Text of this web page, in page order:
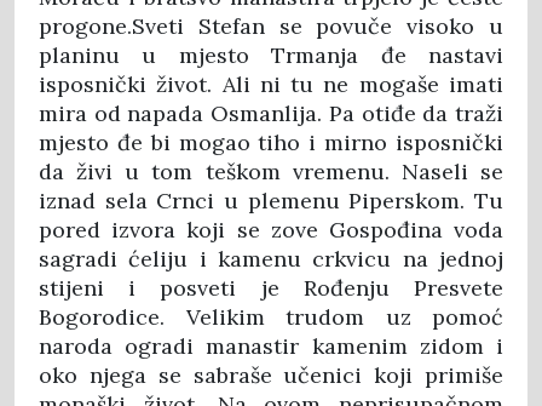
progone.Sveti Stefan se povuče visoko u
planinu u mjesto Trmanja đe nastavi
isposnički život. Ali ni tu ne mogaše imati
mira od napada Osmanlija. Pa otiđe da traži
mjesto đe bi mogao tiho i mirno isposnički
da živi u tom teškom vremenu. Naseli se
iznad sela Crnci u plemenu Piperskom. Tu
pored izvora koji se zove Gospođina voda
sagradi ćeliju i kamenu crkvicu na jednoj
stijeni i posveti je Rođenju Presvete
Bogorodice. Velikim trudom uz pomoć
naroda ogradi manastir kamenim zidom i
oko njega se sabraše učenici koji primiše